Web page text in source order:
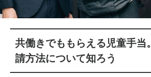
共働きでももらえる児童手当
請方法について知ろう